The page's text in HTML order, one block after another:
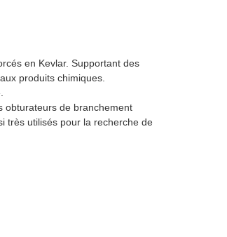
en Kevlar. Supportant des
produits chimiques.
obturateurs de branchement
très utilisés pour la recherche de